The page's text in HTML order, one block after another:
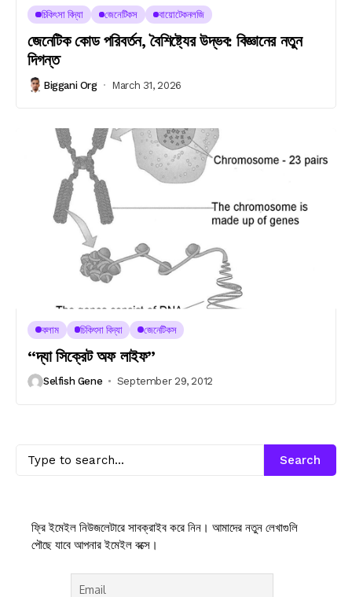
চিকিৎসা বিদ্যা জেনেটিকস বায়োটেকনলজি
জেনেটিক কোড পরিবর্তন, বৈশিষ্ট্যের উদ্ভব: বিজ্ঞানের নতুন
দিগন্ত
Biggani Org March 31, 2026
কলাম চিকিৎসা বিদ্যা জেনেটিকস
“দ্যা সিক্রেট অফ লাইফ”
Selfish Gene September 29, 2012
Search
ফ্রি ইমেইল নিউজলেটারে সাবক্রাইব করে নিন। আমাদের নতুন লেখাগুলি
পৌছে যাবে আপনার ইমেইল বক্সে।